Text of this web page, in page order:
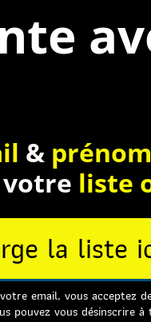
& prénom
liste
la liste
email, vous acceptez
pouvez vous désinscrire